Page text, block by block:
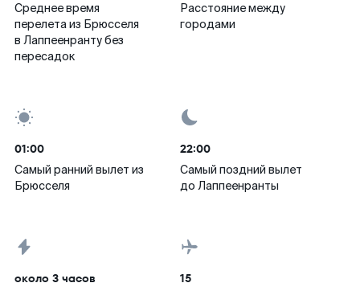
Среднее время
перелета из Брюсселя
в Лаппеенранту без
пересадок
Расстояние между
городами
01:00
Самый ранний вылет из
Брюсселя
22:00
Самый поздний вылет
до Лаппеенранты
около 3 часов 15